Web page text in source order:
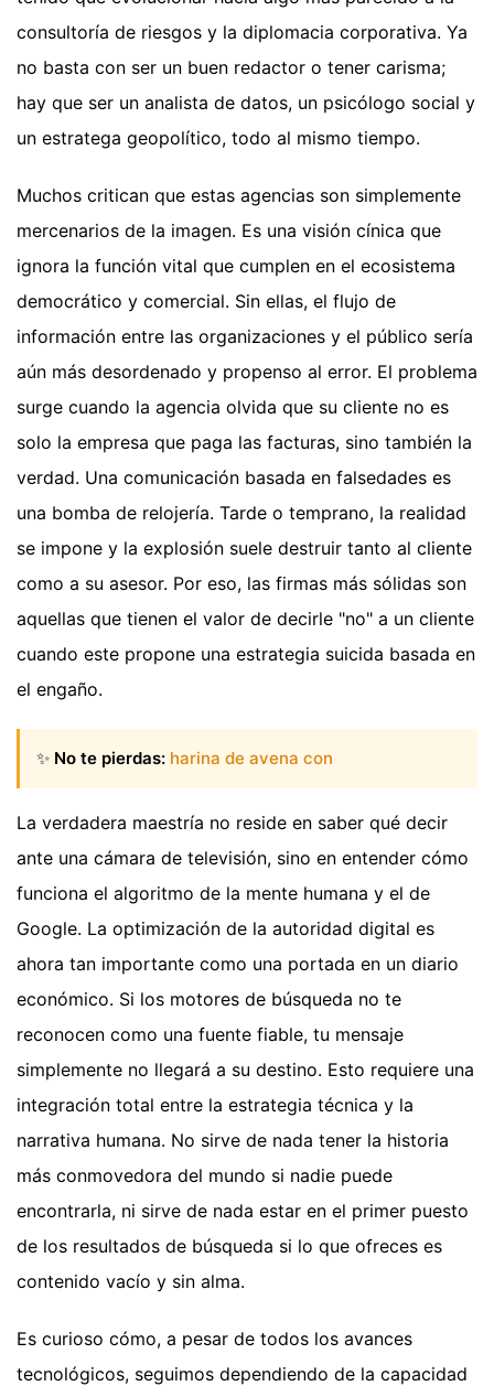
consultoría de riesgos y la diplomacia corporativa. Ya
no basta con ser un buen redactor o tener carisma;
hay que ser un analista de datos, un psicólogo social y
un estratega geopolítico, todo al mismo tiempo.
Muchos critican que estas agencias son simplemente
mercenarios de la imagen. Es una visión cínica que
ignora la función vital que cumplen en el ecosistema
democrático y comercial. Sin ellas, el flujo de
información entre las organizaciones y el público sería
aún más desordenado y propenso al error. El problema
surge cuando la agencia olvida que su cliente no es
solo la empresa que paga las facturas, sino también la
verdad. Una comunicación basada en falsedades es
una bomba de relojería. Tarde o temprano, la realidad
se impone y la explosión suele destruir tanto al cliente
como a su asesor. Por eso, las firmas más sólidas son
aquellas que tienen el valor de decirle "no" a un cliente
cuando este propone una estrategia suicida basada en
el engaño.
✨ No te pierdas: harina de avena con
La verdadera maestría no reside en saber qué decir
ante una cámara de televisión, sino en entender cómo
funciona el algoritmo de la mente humana y el de
Google. La optimización de la autoridad digital es
ahora tan importante como una portada en un diario
económico. Si los motores de búsqueda no te
reconocen como una fuente fiable, tu mensaje
simplemente no llegará a su destino. Esto requiere una
integración total entre la estrategia técnica y la
narrativa humana. No sirve de nada tener la historia
más conmovedora del mundo si nadie puede
encontrarla, ni sirve de nada estar en el primer puesto
de los resultados de búsqueda si lo que ofreces es
contenido vacío y sin alma.
Es curioso cómo, a pesar de todos los avances
tecnológicos, seguimos dependiendo de la capacidad